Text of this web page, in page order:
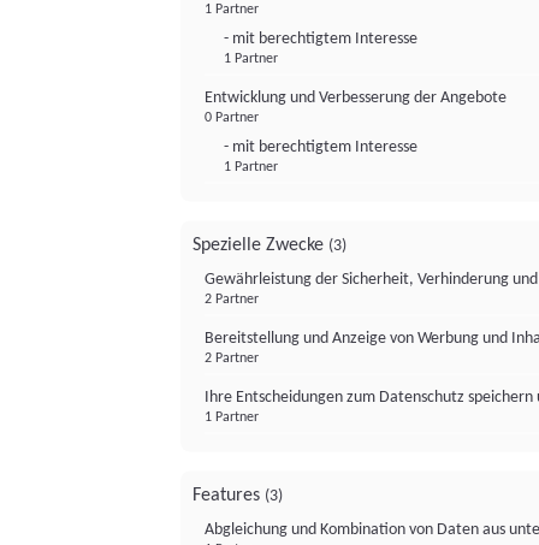
1 Partner
- mit berechtigtem Interesse
1 Partner
Entwicklung und Verbesserung der Angebote
0 Partner
- mit berechtigtem Interesse
1 Partner
Spezielle Zwecke (3)
Gewährleistung der Sicherheit, Verhinderung
2 Partner
Bereitstellung und Anzeige von Werbung und
2 Partner
Ihre Entscheidungen zum Datenschutz
1 Partner
Features (3)
Abgleichung und Kombination von Daten aus